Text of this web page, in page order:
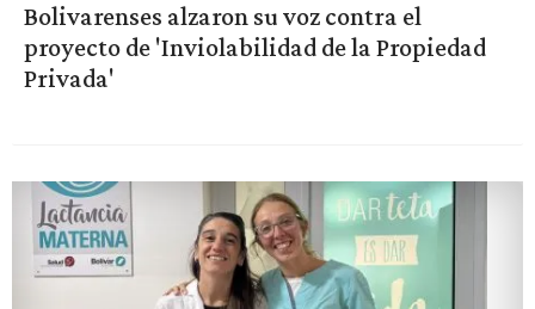
Bolivarenses alzaron su voz contra el
proyecto de 'Inviolabilidad de la Propiedad
Privada'